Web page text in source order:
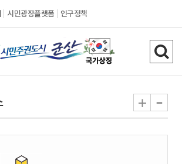
시민광장플랫폼 인구정책
시
민
권
검
색
기
+ -